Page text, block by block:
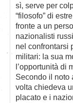
sì, serve per
“filosofo” di
fronte a un
nazionalisti
nel confrontarsi
militari: la sua
l’opportunità di
Secondo il noto
volta chiedeva
placato e i